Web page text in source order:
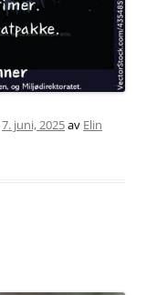
7. juni, 2025av Elin